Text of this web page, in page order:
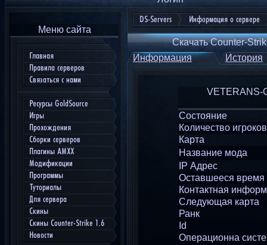
Меню сайта
Главная
Правила серверов
Связаться с нами
Ресурсы GoldSource
Игры
Прохождения
Сборки серверов
Плагины AMXX
Модификации
Программы
Туториалы
Для сервера
Скины
Скины Counter-Strike 1.6
Новости
DS-Servers Информация о сервере
Скачать Counter-
Информация
История
VETERANS-
Состояние
Количество игроков
Карта
Название мода
IP Адрес
Оставшееся время
Контактная
Следующая карта
Ранк
Id
Операционна